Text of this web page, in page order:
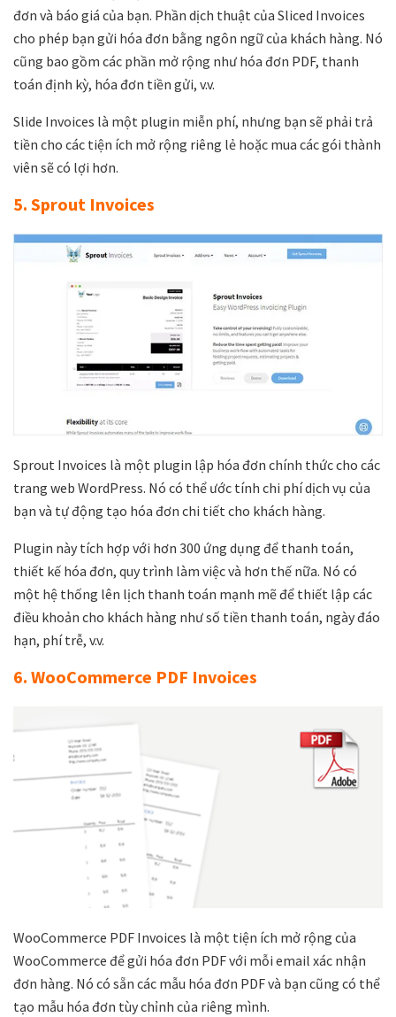
đơn và báo giá của bạn. Phần dịch thuật của Sliced Invoices
cho phép bạn gửi hóa đơn bằng ngôn ngữ của khách hàng. Nó
cũng bao gồm các phần mở rộng như hóa đơn PDF, thanh
toán định kỳ, hóa đơn tiền gửi, v.v.
Slide Invoices là một plugin miễn phí, nhưng bạn sẽ phải trả
tiền cho các tiện ích mở rộng riêng lẻ hoặc mua các gói thành
viên sẽ có lợi hơn.
5. Sprout Invoices
Sprout Invoices là một plugin lập hóa đơn chính thức cho các
trang web WordPress. Nó có thể ước tính chi phí dịch vụ của
bạn và tự động tạo hóa đơn chi tiết cho khách hàng.
Plugin này tích hợp với hơn 300 ứng dụng để thanh toán,
thiết kế hóa đơn, quy trình làm việc và hơn thế nữa. Nó có
một hệ thống lên lịch thanh toán mạnh mẽ để thiết lập các
điều khoản cho khách hàng như số tiền thanh toán, ngày đáo
hạn, phí trễ, v.v.
6. WooCommerce PDF Invoices
WooCommerce PDF Invoices là một tiện ích mở rộng của
WooCommerce để gửi hóa đơn PDF với mỗi email xác nhận
đơn hàng. Nó có sẵn các mẫu hóa đơn PDF và bạn cũng có thể
tạo mẫu hóa đơn tùy chỉnh của riêng mình.